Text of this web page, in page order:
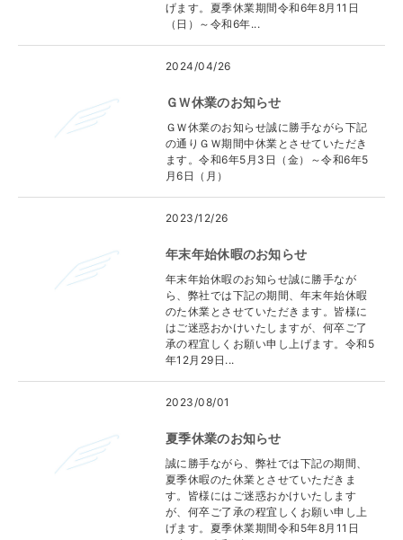
げます。夏季休業期間令和6年8月11日
（日）～令和6年...
2024/04/26
ＧＷ休業のお知らせ
ＧＷ休業のお知らせ誠に勝手ながら下記
の通りＧＷ期間中休業とさせていただき
ます。令和6年5月3日（金）～令和6年5
月6日（月）
2023/12/26
年末年始休暇のお知らせ
年末年始休暇のお知らせ誠に勝手なが
ら、弊社では下記の期間、年末年始休暇
のた休業とさせていただきます。皆様に
はご迷惑おかけいたしますが、何卒ご了
承の程宜しくお願い申し上げます。令和5
年12月29日...
2023/08/01
夏季休業のお知らせ
誠に勝手ながら、弊社では下記の期間、
夏季休暇のた休業とさせていただきま
す。皆様にはご迷惑おかけいたします
が、何卒ご了承の程宜しくお願い申し上
げます。夏季休業期間令和5年8月11日